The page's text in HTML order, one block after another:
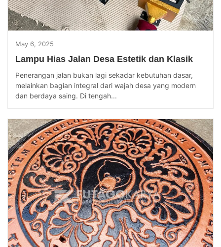
May 6, 2025
Lampu Hias Jalan Desa Estetik dan Klasik
Penerangan jalan bukan lagi sekadar kebutuhan dasar,
melainkan bagian integral dari wajah desa yang modern
dan berdaya saing. Di tengah...